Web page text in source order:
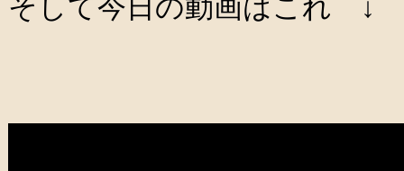
そして今日の動画はこれ ↓